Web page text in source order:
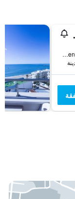
Avenida Infante Sagres, 143, كوارتيرا, منطقة فارو, البرتغال